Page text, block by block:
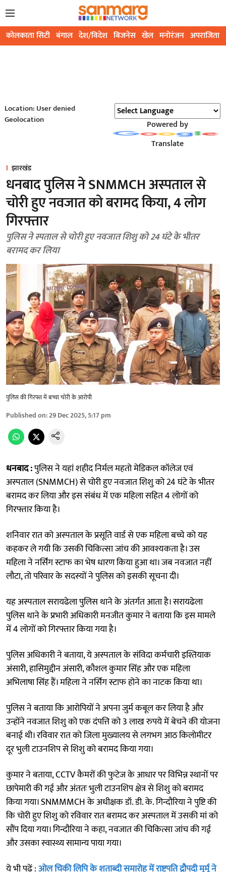
कोलकाता सिटी बंगाल देश/विदेश बिजनेस खेल मनोरंजन अपराजिता
Location: User denied
Geolocation
Powered by
Translate
झारखंड
धनबाद पुलिस ने SNMMCH अस्पताल से
चोरी हुए नवजात को बरामद किया, 4 लोग
गिरफ्तार
पुलिस ने स्पताल से चोरी हुए नवजात शिशु को 24 घंटे के भीतर
बरामद कर लिया
पुलिस की गिरफ्त में बच्चा चोरी के आरोपी
Published on:29 Dec 2025, 5:17 pm
धनबाद :पुलिस ने यहां शहीद निर्मल महतो मेडिकल कॉलेज एवं
अस्पताल (SNMMCH) से चोरी हुए नवजात शिशु को 24 घंटे के भीतर
बरामद कर लिया और इस संबंध में एक महिला सहित 4 लोगों को
गिरफ्तार किया है।
शनिवार रात को अस्पताल के प्रसूति वार्ड से एक महिला बच्चे को यह
कहकर ले गयी कि उसकी चिकित्सा जांच की आवश्यकता है। उस
महिला ने नर्सिंग स्टाफ का भेष धारण किया हुआ था। जब नवजात नहीं
लौटा, तो परिवार के सदस्यों ने पुलिस को इसकी सूचना दी।
यह अस्पताल सरायढेला पुलिस थाने के अंतर्गत आता है। सरायढेला
पुलिस थाने के प्रभारी अधिकारी मनजीत कुमार ने बताया कि इस मामले
में 4 लोगों को गिरफ्तार किया गया है।
पुलिस अधिकारी ने बताया, ये अस्पताल के संविदा कर्मचारी इश्तियाक
अंसारी, हासिमुद्दीन अंसारी, कौशल कुमार सिंह और एक महिला
अभिलाषा सिंह हैं। महिला ने नर्सिंग स्टाफ होने का नाटक किया था।
पुलिस ने बताया कि आरोपियों ने अपना जुर्म कबूल कर लिया है और
उन्होंने नवजात शिशु को एक दंपत्ति को 3 लाख रुपये में बेचने की योजना
बनाई थी। रविवार रात को जिला मुख्यालय से लगभग आठ किलोमीटर
दूर भुली टाउनशिप से शिशु को बरामद किया गया।
कुमार ने बताया, CCTV कैमरों की फुटेज के आधार पर विभिन्न स्थानों पर
छापेमारी की गई और अंततः भुली टाउनशिप क्षेत्र से शिशु को बरामद
किया गया। SNMMMCH के अधीक्षक डॉ. डी. के. गिन्दौरिया ने पुष्टि की
कि चोरी हुए शिशु को रविवार रात बरामद कर अस्पताल में उसकी मां को
सौंप दिया गया। गिन्दौरिया ने कहा, नवजात की चिकित्सा जांच की गई
और उसका स्वास्थ्य सामान्य पाया गया।
ये भी पढ़ें :ओल चिकी लिपि के शताब्दी समारोह में राष्ट्रपति द्रौपदी मुर्मू ने